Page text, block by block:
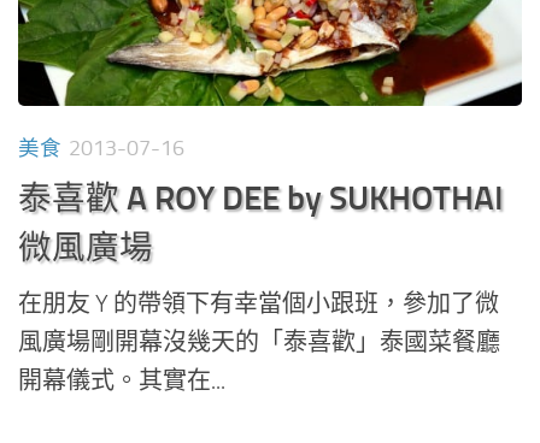
美食 2013-07-16
泰喜歡 A ROY DEE by SUKHOTHAI
微風廣場
在朋友 Y 的帶領下有幸當個小跟班，參加了微
風廣場剛開幕沒幾天的「泰喜歡」泰國菜餐廳
開幕儀式。其實在...